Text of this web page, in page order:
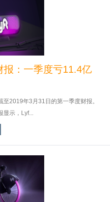
报：一季度亏11.4亿
2019年3月31日的第一季度财报。
显示，Lyf...